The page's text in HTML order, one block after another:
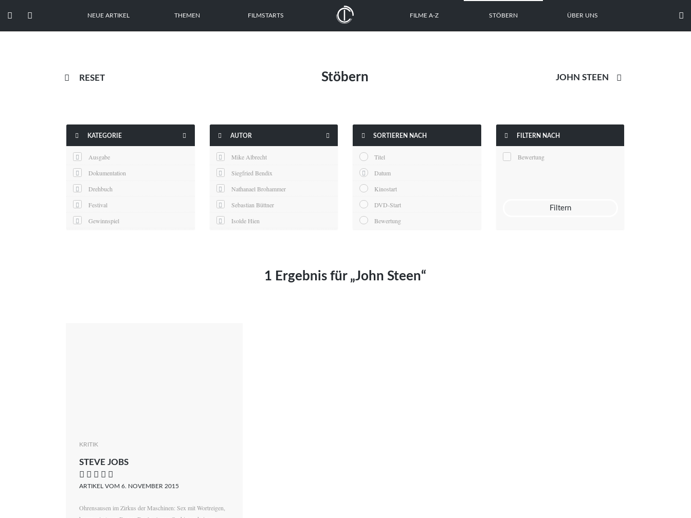
  NEUE ARTIKEL THEMEN FILMSTARTS FILME A-Z STÖBERN ÜBER UNS 
 RESET Stöbern 
 KATEGORIE 
Ausgabe
Dokumentation
Drehbuch
Festival
Gewinnspiel
 AUTOR 
Mike Albrecht
Siegfried Bendix
Nathanael Brohammer
Sebastian Büttner
Isolde Hien
 SORTIEREN NACH
Titel
Datum
Kinostart
DVD-Start
Bewertung
 FILTERN NACH
Bewertung
Filtern
1 Ergebnis für „John Steen“
KRITIK
STEVE JOBS
    
ARTIKEL VOM 6. NOVEMBER 2015
Ohrensausen im Zirkus der Maschinen: Sex mit Wortreigen,